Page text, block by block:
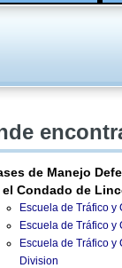
de Manejo
el Condado de
Escuela de Tráfico
Escuela de Tráfico
Escuela de Tráfico
Division